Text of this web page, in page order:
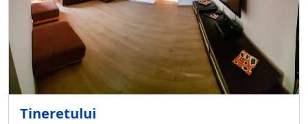
Tineretului